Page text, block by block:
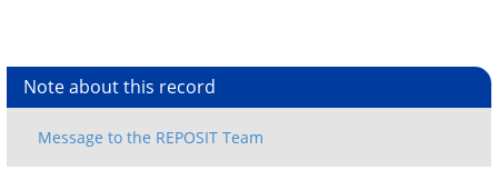
Note about this record